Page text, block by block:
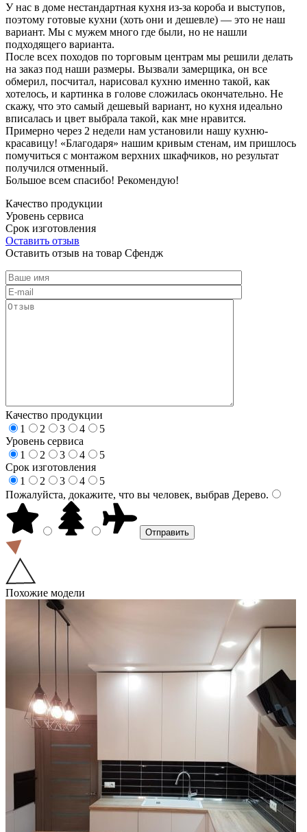
У нас в доме нестандартная кухня из-за короба и выступов,
поэтому готовые кухни (хоть они и дешевле) — это не наш
вариант. Мы с мужем много где были, но не нашли
подходящего варианта.
После всех походов по торговым центрам мы решили делать
на заказ под наши размеры. Вызвали замерщика, он все
обмерил, посчитал, нарисовал кухню именно такой, как
хотелось, и картинка в голове сложилась окончательно. Не
скажу, что это самый дешевый вариант, но кухня идеально
вписалась и цвет выбрала такой, как мне нравится.
Примерно через 2 недели нам установили нашу кухню-
красавицу! «Благодаря» нашим кривым стенам, им пришлось
помучиться с монтажом верхних шкафчиков, но результат
получился отменный.
Большое всем спасибо! Рекомендую!
Качество продукции
Уровень сервиса
Срок изготовления
Оставить отзыв
Оставить отзыв на товар Сфендж
Качество продукции
1
2 3 4
5
Уровень сервиса
1
2 3 4
5
Срок изготовления
1
2 3 4
5
Пожалуйста, докажите, что вы человек, выбрав Дерево.
Похожие модели